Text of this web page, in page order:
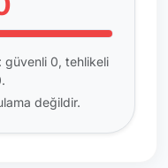
güvenli 0, tehlikeli
değildir.